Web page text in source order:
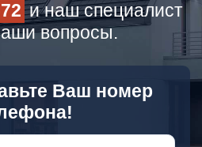
и наш специалист
вопросы.
Ваш номер